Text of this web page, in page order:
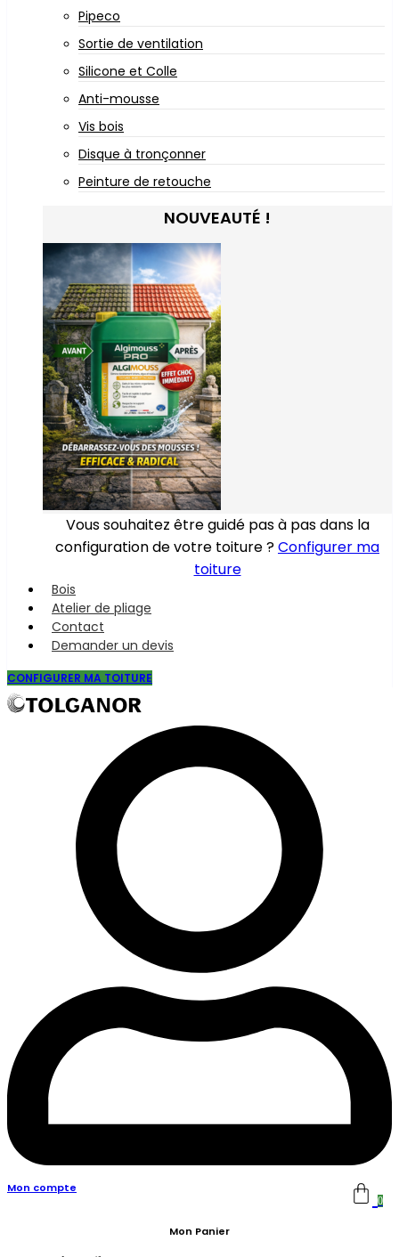
Pipeco
Sortie de ventilation
Silicone et Colle
Anti-mousse
Vis bois
Disque à tronçonner
Peinture de retouche
NOUVEAUTÉ !
Vous souhaitez être guidé pas à pas dans la
configuration de votre toiture ?Configurer ma
toiture
Bois
Atelier de pliage
Contact
Demander un devis
CONFIGURER MA TOITURE
Mon compte
0
Mon Panier